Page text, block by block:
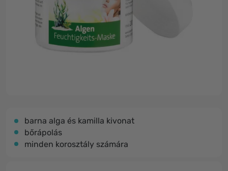
barna alga és kamilla kivonat
bőrápolás
minden korosztály számára